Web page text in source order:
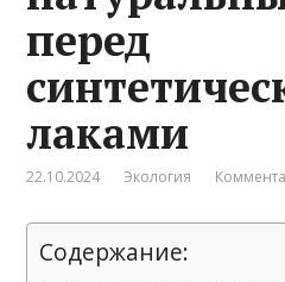
перед
лаками
22.10.2024 Экология
Содержание: